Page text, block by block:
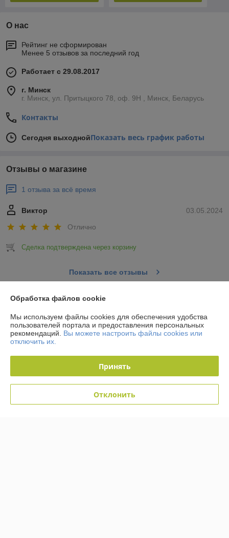
О нас
Рейтинг не сформирован
Менее 5 отзывов за последний год
Работает с 29.08.2017
г. Минск
г. Минск, ул. Притыцкого 78, оф. 9Н , Минск, Беларусь
Контакты
Сегодня выходнойПоказать весь график работы
Отзывы о магазине
1 отзыва за всё время
03.05.2024
Виктор
Отлично
Сделка подтверждена через корзину
Показать все отзывы
Контакты
Доставка и оплата
Полная версия сайта
Обработка файлов cookie
Мы используем файлы cookies для обеспечения удобства
пользователей портала и предоставления персональных
рекомендаций. Вы можете настроить файлы cookies или
отключить их.
Принять
Отклонить